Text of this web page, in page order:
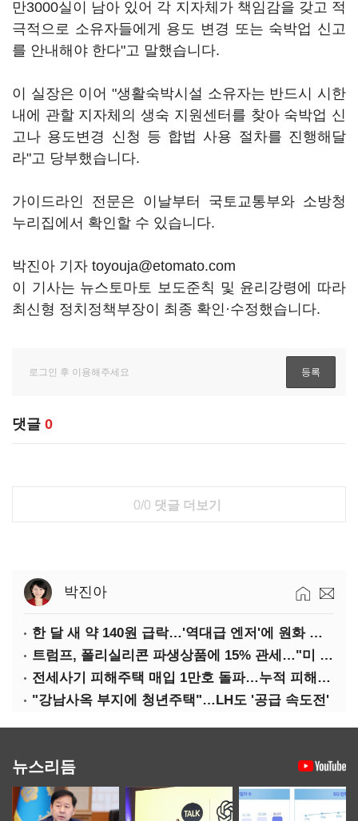
만3000실이 남아 있어 각 지자체가 책임감을 갖고 적
극적으로 소유자들에게 용도 변경 또는 숙박업 신고
를 안내해야 한다"고 말했습니다.
이 실장은 이어 "생활숙박시설 소유자는 반드시 시한
내에 관할 지자체의 생숙 지원센터를 찾아 숙박업 신
고나 용도변경 신청 등 합법 사용 절차를 진행해달
라"고 당부했습니다.
가이드라인 전문은 이날부터 국토교통부와 소방청
누리집에서 확인할 수 있습니다.
박진아 기자 toyouja@etomato.com
이 기사는 뉴스토마토 보도준칙 및 윤리강령에 따라
최신형 정치정책부장이 최종 확인·수정했습니다.
댓글 0
0/0 댓글 더보기
박진아
한 달 새 약 140원 급락…'역대급 엔저'에 원화 변곡점
트럼프, 폴리실리콘 파생상품에 15% 관세…"미 산업 재건"
전세사기 피해주택 매입 1만호 돌파…누적 피해자 4만278명
"강남사옥 부지에 청년주택"…LH도 '공급 속도전'
뉴스리듬